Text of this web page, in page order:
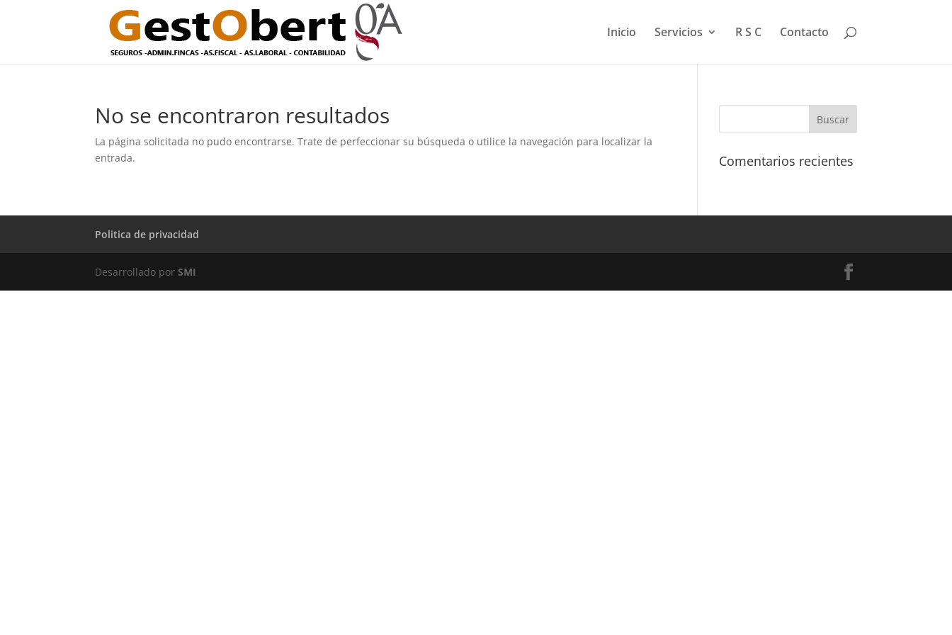
Inicio Servicios R S C Contacto
No se encontraron resultados
La página solicitada no pudo encontrarse. Trate de perfeccionar su búsqueda o utilice la navegación para localizar la
entrada.
Comentarios recientes
Politica de privacidad
Desarrollado porSMI